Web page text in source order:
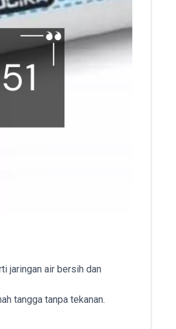
jaringan air bersih dan
tangga tanpa tekanan.